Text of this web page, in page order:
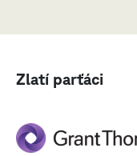
Zlatí parťáci